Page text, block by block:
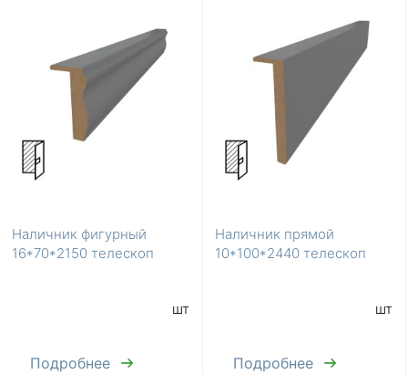
Наличник фигурный
16*70*2150 телескоп
шт
Подробнее
Наличник прямой
10*100*2440 телескоп
шт
Подробнее